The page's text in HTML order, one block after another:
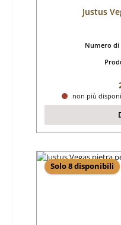
Justus
Numero
non più
Solo 8 disponibili